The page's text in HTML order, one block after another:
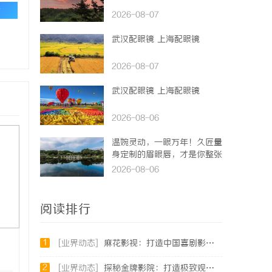
2026-08-07
武汉配眼镜 上海配眼镜
2026-08-07
武汉配眼镜 上海配眼镜
2026-08-06
温婉灵动，一眼万年！久匠量
身定制的眉眼唇，才是你整张
脸的点睛之笔！淡颜系女生的
2026-08-06
阅读排行
1 [业界动态] 麻花影视：打造中国喜剧影视的新高地与文化品牌
2 [业界动态] 探秘金牌影院：打造极致观影体验的行业标杆